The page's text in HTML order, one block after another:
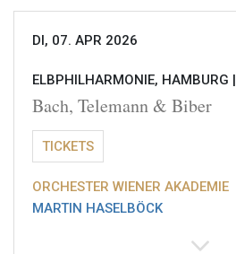
DI, 07. APR 2026
ELBPHILHARMONIE, HAMBURG |
Bach, Telemann & Biber
TICKETS
ORCHESTER WIENER AKADEMIE
MARTIN HASELBÖCK